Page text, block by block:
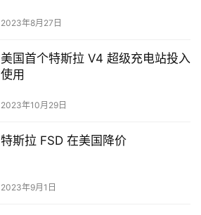
2023年8月27日
美国首个特斯拉 V4 超级充电站投入
使用
2023年10月29日
特斯拉 FSD 在美国降价
2023年9月1日